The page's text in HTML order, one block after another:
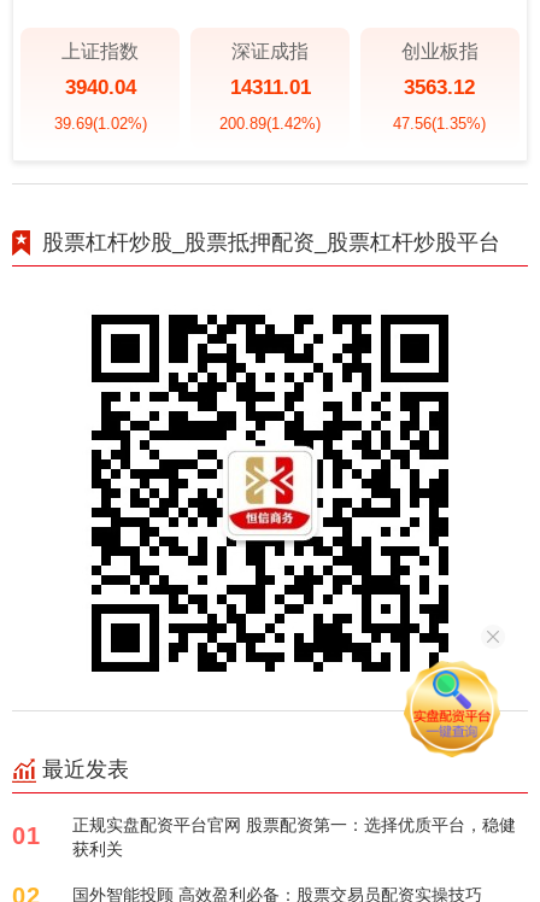
上证指数
3940.04
39.69(1.02%)
深证成指
14311.01
200.89(1.42%)
创业板指
3563.12
47.56(1.35%)
股票杠杆炒股_股票抵押配资_股票杠杆炒股平台
最近发表
01
正规实盘配资平台官网 股票配资第一：选择优质平台，稳健
获利关
02 国外智能投顾 高效盈利必备：股票交易员配资实操技巧